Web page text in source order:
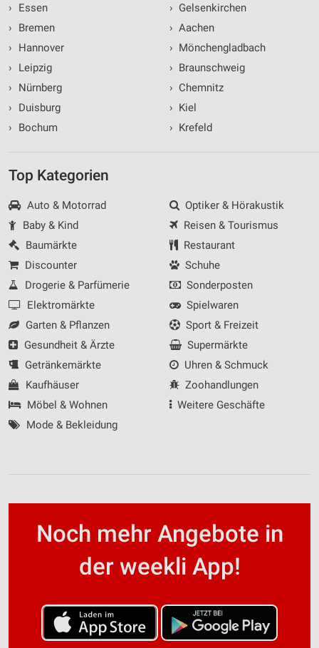
›
Essen
›
Bremen
›
Hannover
›
Leipzig
›
Nürnberg
›
Duisburg
›
Bochum
› Gelsenkirchen
› Aachen
› Mönchengladbach
› Braunschweig
› Chemnitz
› Kiel
› Krefeld
Top Kategorien
Auto & Motorrad
Baby & Kind
Baumärkte
Discounter
Drogerie & Parfümerie
Elektromärkte
Garten & Pflanzen
Gesundheit & Ärzte
Getränkemärkte
Kaufhäuser
Möbel & Wohnen
Mode & Bekleidung
Optiker & Hörakustik
Reisen & Tourismus
Restaurant
Schuhe
Sonderposten
Spielwaren
Sport & Freizeit
Supermärkte
Uhren & Schmuck
Zoohandlungen
Weitere Geschäfte
Noch mehr Angebote in
der weekli App!